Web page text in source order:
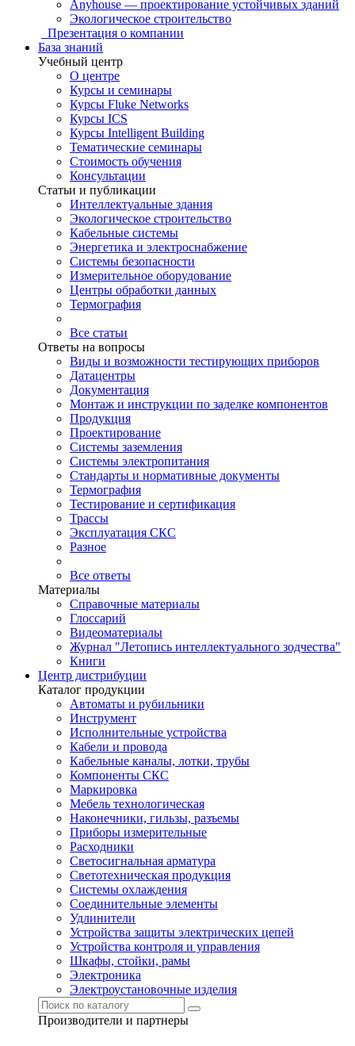
Anyhouse — проектирование устойчивых зданий
Экологическое строительство
Презентация о компании
База знаний
Учебный центр
О центре
Курсы и семинары
Курсы Fluke Networks
Курсы ICS
Курсы Intelligent Building
Тематические семинары
Стоимость обучения
Консультации
Статьи и публикации
Интеллектуальные здания
Экологическое строительство
Кабельные системы
Энергетика и электроснабжение
Системы безопасности
Измерительное оборудование
Центры обработки данных
Термография
Все статьи
Ответы на вопросы
Виды и возможности тестирующих приборов
Датацентры
Документация
Монтаж и инструкции по заделке компонентов
Продукция
Проектирование
Системы заземления
Системы электропитания
Стандарты и нормативные документы
Термография
Тестирование и сертификация
Трассы
Эксплуатация СКС
Разное
Все ответы
Материалы
Справочные материалы
Глоссарий
Видеоматериалы
Журнал "Летопись интеллектуального зодчества"
Книги
Центр дистрибуции
Каталог продукции
Автоматы и рубильники
Инструмент
Исполнительные устройства
Кабели и провода
Кабельные каналы, лотки, трубы
Компоненты СКС
Маркировка
Мебель технологическая
Наконечники, гильзы, разъемы
Приборы измерительные
Расходники
Светосигнальная арматура
Светотехническая продукция
Системы охлаждения
Соединительные элементы
Удлинители
Устройства защиты электрических цепей
Устройства контроля и управления
Шкафы, стойки, рамы
Электроника
Электроустановочные изделия
Производители и партнеры